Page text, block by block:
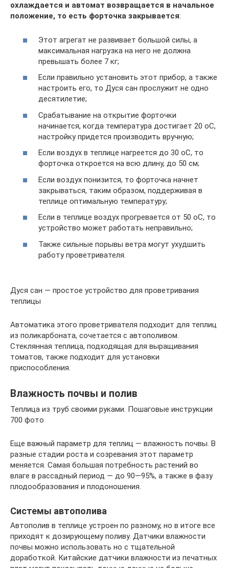
охлаждается и автомат возвращается в начальное
положение, то есть форточка закрывается:
Этот агрегат не развивает большой силы, а
максимальная нагрузка на него не должна
превышать более 7 кг;
Если правильно установить этот прибор, а также
настроить его, то Дуся сан прослужит не одно
десятилетие;
Срабатывание на открытие форточки
начинается, когда температура достигает 20 оС,
настройку придется производить вручную;
Если воздух в теплице нагреется до 30 оС, то
форточка откроется на всю длину, до 50 см;
Если воздух понизится, то форточка начнет
закрываться, таким образом, поддерживая в
теплице оптимальную температуру;
Если в теплице воздух прогревается от 50 оС, то
устройство может работать неправильно;
Также сильные порывы ветра могут ухудшить
работу проветривателя.
Дуся сан — простое устройство для проветривания
теплицы
Автоматика этого проветривателя подходит для теплиц
из поликарбоната, сочетается с автополивом.
Стеклянная теплица, подходящая для выращивания
томатов, также подходит для установки
приспособления.
Влажность почвы и полив
Теплица из труб своими руками. Пошаговые инструкции
700 фото
Еще важный параметр для теплиц — влажность почвы. В
разные стадии роста и созревания этот параметр
меняется. Самая большая потребность растений во
влаге в рассадный период — до 90—95%, а также в фазу
плодообразования и плодоношения.
Системы автополива
Автополив в теплице устроен по разному, но в итоге все
приходят к дозирующему поливу. Датчики влажности
почвы можно использовать но с тщательной
доработкой. Китайские датчики влажности из печатных